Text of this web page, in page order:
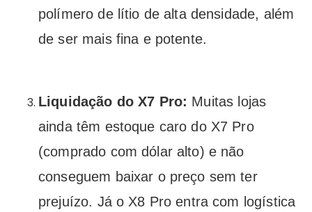
polímero de lítio de alta densidade, além
de ser mais fina e potente.
Liquidação do X7 Pro: Muitas lojas
ainda têm estoque caro do X7 Pro
(comprado com dólar alto) e não
conseguem baixar o preço sem ter
prejuízo. Já o X8 Pro entra com logística